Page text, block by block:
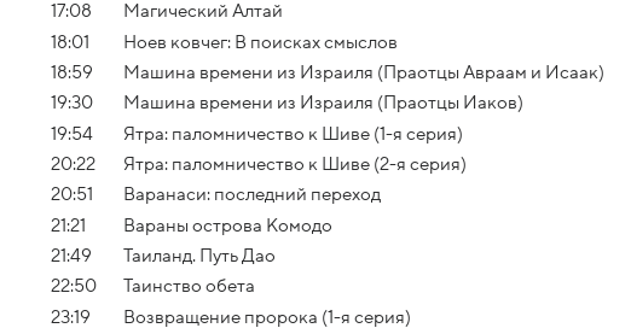
17:08
Магический Алтай
18:01
Ноев ковчег: В поисках смыслов
18:59
Машина времени из Израиля (Праотцы Авраам и Исаак)
19:30
Машина времени из Израиля (Праотцы Иаков)
19:54
Ятра: паломничество к Шиве (1-я серия)
20:22
Ятра: паломничество к Шиве (2-я серия)
20:51
Варанаси: последний переход
21:21
Вараны острова Комодо
21:49
Таиланд. Путь Дао
22:50
Таинство обета
23:19
Возвращение пророка (1-я серия)